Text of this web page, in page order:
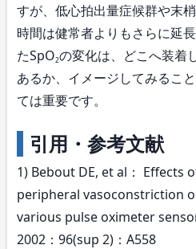
すが、低心拍出量症候群や末
時間は健常者よりもさらに延
たSpO2の変化は、どこへ装着
あるか、イメージしてみるこ
ては重要です。
引用・参考文献
1) Bebout DE, et al： Effects
peripheral vasoconstriction
various pulse oximeter
2002：96(sup 2)：A558